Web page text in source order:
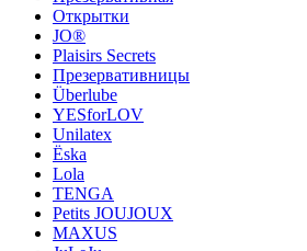
Открытки
JO®
Plaisirs Secrets
Презервативницы
Überlube
YESforLOV
Unilatex
Ёska
Lola
TENGA
Petits JOUJOUX
MAXUS